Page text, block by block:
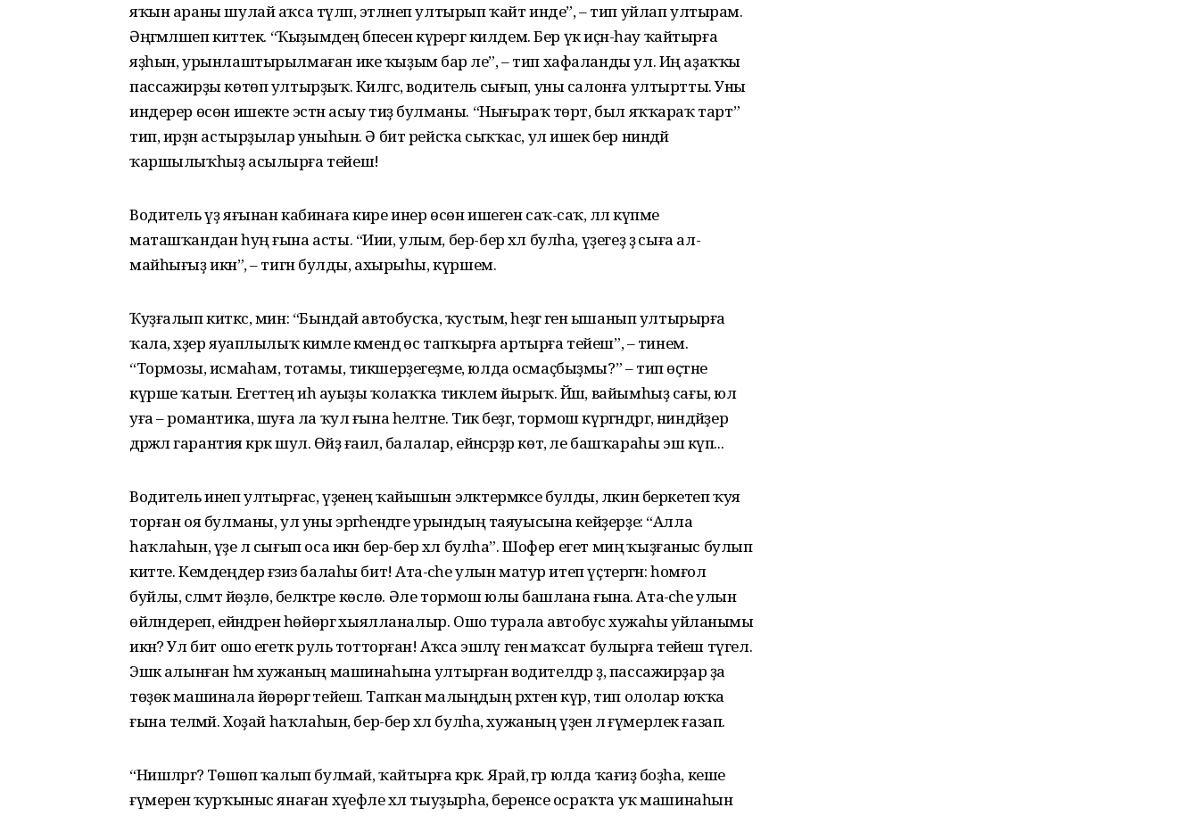
яҡын араны шулай аҡса түләп, этләнеп ултырып ҡайт инде”, – тип уйлап ултырам.
Әңгәмәләшеп киттек. “Ҡыҙымдең бәпесен күрергә килдем. Бер үк иҫән-һау ҡайтырға
яҙһын, урынлаштырылмаған ике ҡыҙым бар әле”, – тип хафаланды ул. Иң аҙаҡҡы
пассажирҙы көтөп ултырҙыҡ. Килгәс, водитель сығып, уны салонға ултыртты. Уны
индерер өсөн ишекте эстән асыу тиҙ булманы. “Нығыраҡ төрт, был яҡҡараҡ тарт”
тип, ирҙән астырҙылар уныһын. Ә бит рейсҡа сыҡҡас, ул ишек бер ниндәй
ҡаршылыҡһыҙ асылырға тейеш!
Водитель үҙ яғынан кабинаға кире инер өсөн ишеген саҡ-саҡ, әллә күпме
маташҡандан һуң ғына асты. “Иии, улым, бер-бер хәл булһа, үҙегеҙ ҙә сыға ал­
майһығыҙ икән”, – тигән булды, ахырыһы, күршем.
Ҡуҙғалып киткәс, мин: “Бындай автобусҡа, ҡустым, һеҙгә генә ышанып ултырырға
ҡала, хәҙер яуаплылыҡ кимәле кәмендә өс тапҡырға артырға тейеш”, – тинем.
“Тормозы, исмаһам, тотамы, тикшерҙегеҙме, юлда осмаҫ­быҙмы?” – тип өҫтәне
күрше ҡатын. Егеттең иһә ауыҙы ҡолаҡҡа тиклем йырыҡ. Йәш, вайымһыҙ сағы, юл
уға – романтика, шуға ла ҡул ғына һелтәне. Тик беҙгә, тормош күргәндәргә, ниндәйҙер
дәрәжәлә гарантия кәрәк шул. Өйҙә ғаилә, балалар, ейәнсәрҙәр көтә, әле башҡараһы эш күп...
Водитель инеп ултырғас, үҙенең ҡайышын эләктермәксе булды, ләкин беркетеп ҡуя
торған оя булманы, ул уны эргәһендәге урындың таяуысына кейҙерҙе: “Алла
һаҡлаһын, үҙе лә сығып оса икән бер-бер хәл булһа”. Шофер егет миңә ҡыҙғаныс булып
китте. Кемдеңдер ғәзиз балаһы бит! Ата-әсәһе улын матур итеп үҫтергән: һомғол
буйлы, сәләмәт йөҙлө, беләктәре көслө. Әле тормош юлы башлана ғына. Ата-әсәһе улын
өйләндереп, ейән­дәрен һөйөргә хыялланалыр. Ошо турала автобус хужаһы уйланымы
икән? Ул бит ошо егеткә руль тотторған! Аҡса эшләү генә маҡсат булырға тейеш түгел.
Эшкә алынған һәм хужаның ма­шинаһына ултырған водител­дәр ҙә, пассажирҙар ҙа
төҙөк машинала йөрөргә тейеш. Тапҡан ма­лыңдың рәхәтен күр, тип ололар юҡҡа
ғына теләмәй. Хоҙай һаҡлаһын, бер-бер хәл булһа, ху­жаның үҙенә лә ғүмерлек ға­зап.
“Нишләргә? Төшөп ҡалып булмай, ҡайтырға кәрәк. Ярай, әгәр юлда ҡағиҙә боҙһа, кеше
ғүмере­нә ҡурҡыныс янаған хәүефле хәл тыуҙырһа, беренсе осраҡта уҡ машинаһын